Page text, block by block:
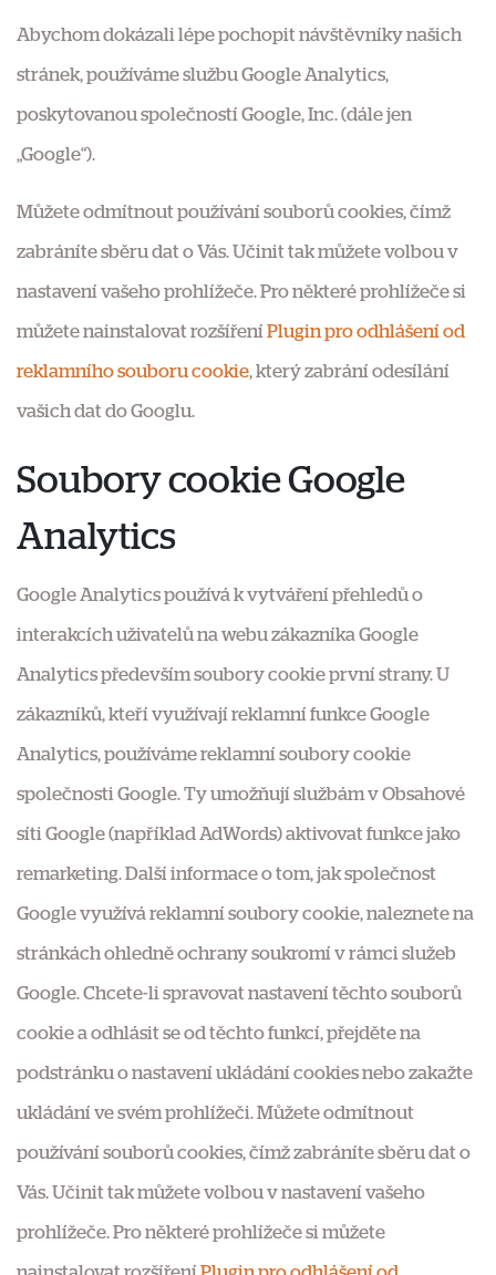
Abychom dokázali lépe pochopit návštěvníky našich
stránek, používáme službu Google Analytics,
poskytovanou společností Google, Inc. (dále jen
„Google“).
Můžete odmítnout používání souborů cookies, čímž
zabráníte sběru dat o Vás. Učinit tak můžete volbou v
nastavení vašeho prohlížeče. Pro některé prohlížeče si
můžete nainstalovat rozšíření Plugin pro odhlášení od
reklamního souboru cookie, který zabrání odesílání
vašich dat do Googlu.
Soubory cookie Google
Analytics
Google Analytics používá k vytváření přehledů o
interakcích uživatelů na webu zákazníka Google
Analytics především soubory cookie první strany. U
zákazníků, kteří využívají reklamní funkce Google
Analytics, používáme reklamní soubory cookie
společnosti Google. Ty umožňují službám v Obsahové
síti Google (například AdWords) aktivovat funkce jako
remarketing. Další informace o tom, jak společnost
Google využívá reklamní soubory cookie, naleznete na
stránkách ohledně ochrany soukromí v rámci služeb
Google. Chcete-li spravovat nastavení těchto souborů
cookie a odhlásit se od těchto funkcí, přejděte na
podstránku o nastavení ukládání cookies nebo zakažte
ukládání ve svém prohlížeči. Můžete odmítnout
používání souborů cookies, čímž zabráníte sběru dat o
Vás. Učinit tak můžete volbou v nastavení vašeho
prohlížeče. Pro některé prohlížeče si můžete